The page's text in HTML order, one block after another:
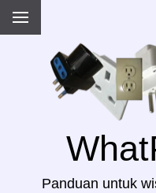
Panduan untuk